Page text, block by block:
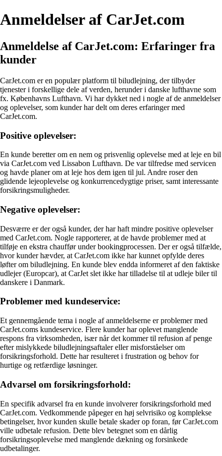
Anmeldelser af CarJet.com
Anmeldelse af CarJet.com: Erfaringer fra
kunder
CarJet.com er en populær platform til biludlejning, der tilbyder
tjenester i forskellige dele af verden, herunder i danske lufthavne som
fx. Københavns Lufthavn. Vi har dykket ned i nogle af de anmeldelser
og oplevelser, som kunder har delt om deres erfaringer med
CarJet.com.
Positive oplevelser:
En kunde beretter om en nem og prisvenlig oplevelse med at leje en bil
via CarJet.com ved Lissabon Lufthavn. De var tilfredse med servicen
og havde planer om at leje hos dem igen til jul. Andre roser den
glidende lejeoplevelse og konkurrencedygtige priser, samt interessante
forsikringsmuligheder.
Negative oplevelser:
Desværre er der også kunder, der har haft mindre positive oplevelser
med CarJet.com. Nogle rapporterer, at de havde problemer med at
tilføje en ekstra chauffør under bookingprocessen. Der er også tilfælde,
hvor kunder hævder, at CarJet.com ikke har kunnet opfylde deres
løfter om biludlejning. En kunde blev endda informeret af den faktiske
udlejer (Europcar), at CarJet slet ikke har tilladelse til at udleje biler til
danskere i Danmark.
Problemer med kundeservice:
Et gennemgående tema i nogle af anmeldelserne er problemer med
CarJet.coms kundeservice. Flere kunder har oplevet manglende
respons fra virksomheden, især når det kommer til refusion af penge
efter mislykkede biludlejningsaftaler eller misforståelser om
forsikringsforhold. Dette har resulteret i frustration og behov for
hurtige og retfærdige løsninger.
Advarsel om forsikringsforhold:
En specifik advarsel fra en kunde involverer forsikringsforhold med
CarJet.com. Vedkommende påpeger en høj selvrisiko og komplekse
betingelser, hvor kunden skulle betale skader op foran, før CarJet.com
ville udbetale refusion. Dette blev betegnet som en dårlig
forsikringsoplevelse med manglende dækning og forsinkede
udbetalinger.